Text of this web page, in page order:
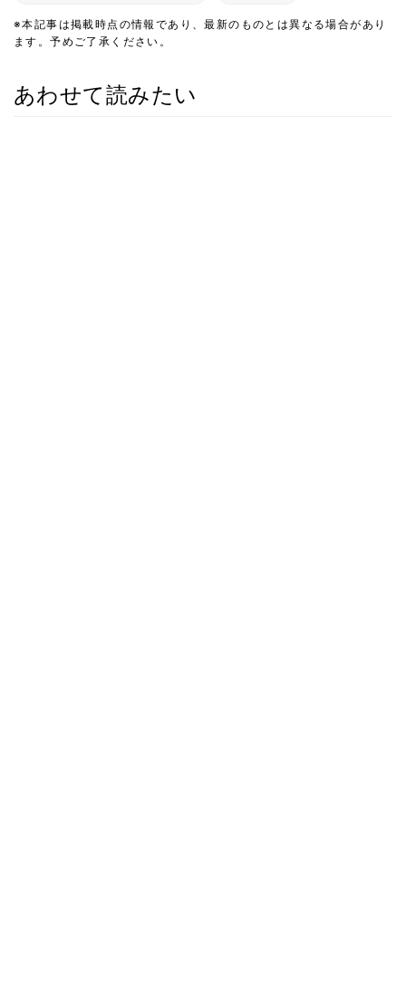
※本記事は掲載時点の情報であり、最新のものとは異なる場合があり
ます。予めご了承ください。
あわせて読みたい